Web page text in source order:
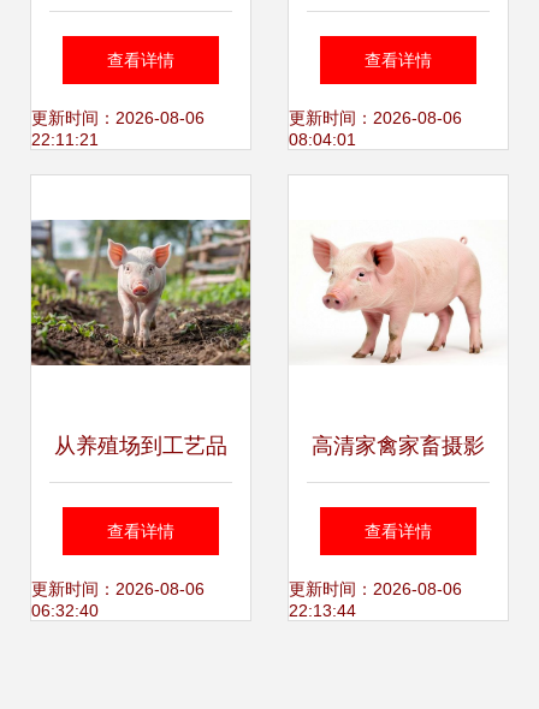
影视角下的家禽家
畜及其深层寓意
查看详情
更新时间：2026-08-06
22:11:21
攻略 关注这些关键
点，轻松应对寒冬
查看详情
更新时间：2026-08-06
08:04:01
从养殖场到工艺品
家禽家畜摄影的艺
术价值与应用
查看详情
更新时间：2026-08-06
06:32:40
高清家禽家畜摄影
图下载指南 探寻源
头之美
查看详情
更新时间：2026-08-06
22:13:44